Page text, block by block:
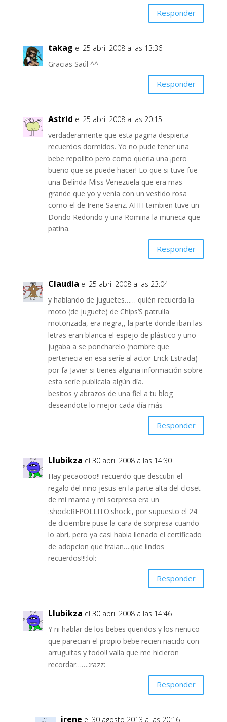
Responder
takag el 25 abril 2008 a las 13:36
Gracias Saúl ^^
Responder
Astrid el 25 abril 2008 a las 20:15
verdaderamente que esta pagina despierta
recuerdos dormidos. Yo no pude tener una
bebe repollito pero como queria una ¡pero
bueno que se puede hacer! Lo que si tuve fue
una Belinda Miss Venezuela que era mas
grande que yo y venia con un vestido rosa
como el de Irene Saenz. AHH tambien tuve un
Dondo Redondo y una Romina la muñeca que
patina.
Responder
Claudia el 25 abril 2008 a las 23:04
y hablando de juguetes…… quién recuerda la
moto (de juguete) de Chips’S patrulla
motorizada, era negra,, la parte donde iban las
letras eran blanca el espejo de plástico y uno
jugaba a se poncharelo (nombre que
pertenecia en esa seríe al actor Erick Estrada)
por fa Javier si tienes alguna información sobre
esta seríe publicala algún día.
besitos y abrazos de una fiel a tu blog
deseandote lo mejor cada día más
Responder
Llubikza el 30 abril 2008 a las 14:30
Hay pecaoooo!! recuerdo que descubri el
regalo del niño jesus en la parte alta del closet
de mi mama y mi sorpresa era un
:shock:REPOLLITO:shock:, por supuesto el 24
de diciembre puse la cara de sorpresa cuando
lo abri, pero ya casi habia llenado el certificado
de adopcion que traian….que lindos
recuerdos!!!:lol:
Responder
Llubikza el 30 abril 2008 a las 14:46
Y ni hablar de los bebes queridos y los nenuco
que parecian el propio bebe recien nacido con
arruguitas y todo!! valla que me hicieron
recordar…….:razz:
Responder
irene el 30 agosto 2013 a las 20:16